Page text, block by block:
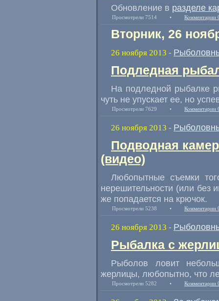
Обновление в разделе
Просмотрели 7514 • Комментарии
Вторник, 26
26 ноября 2013 -
Подледная
На подледной рыбалке
чуть не упускает ее, но
Просмотрели 7629 • Комментарии
26 ноября 2013 -
Подводная
(видео)
Любопытные съемки
нерешительности (или без
же попадается на крючок.
Просмотрели 5238 • Комментарии
26 ноября 2013 -
Рыбалка с
Рыболов ловит
жерлицы, любопытно, что
Просмотрели 5282 • Комментарии